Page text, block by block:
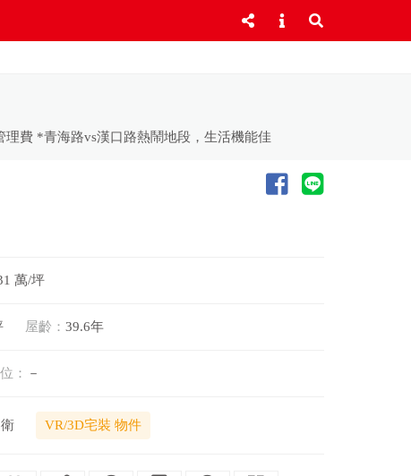
費 *青海路vs漢口路熱鬧地段，生活機能佳
萬/坪
屋齡： 39.6年
： －
VR/3D宅裝 物件